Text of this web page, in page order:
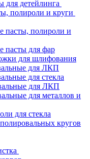
для детейлинга
полироли и круги
пасты, полироли и
пасты для фар
для шлифования
для ЛКП
для стекла
для ЛКП
для металлов и
для стекла
кругов